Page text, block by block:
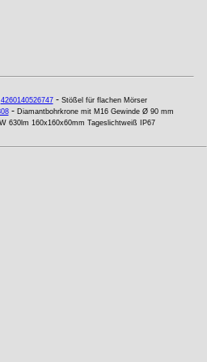
4260140526747- Stößel für flachen Mörser
- Diamantbohrkrone mit M16 Gewinde Ø 90 mm
630lm 160x160x60mm Tageslichtweiß IP67